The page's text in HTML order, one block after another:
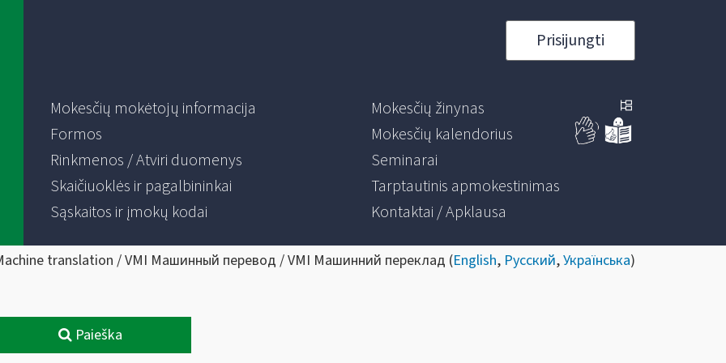
Prisijungti
Mokesčių mokėtojų informacija
Formos
Rinkmenos / Atviri duomenys
Skaičiuoklės ir pagalbininkai
Sąskaitos ir įmokų kodai
Mokesčių žinynas
Mokesčių kalendorius
Seminarai
Tarptautinis apmokestinimas
Kontaktai / Apklausa
translation / VMI Машинный перевод / VMI Машинний переклад (English, Русский,Українська)
Paieška